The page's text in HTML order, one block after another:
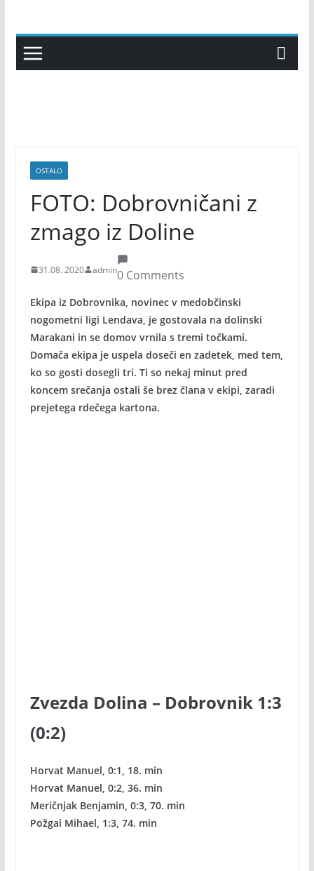
content
OSTALO
FOTO: Dobrovničani z
zmago iz Doline
31.08. 2020 admin0 Comments
Ekipa iz Dobrovnika, novinec v medobčinski
nogometni ligi Lendava, je gostovala na dolinski
Marakani in se domov vrnila s tremi točkami.
Domača ekipa je uspela doseči en zadetek, med tem,
ko so gosti dosegli tri. Ti so nekaj minut pred
koncem srečanja ostali še brez člana v ekipi, zaradi
prejetega rdečega kartona.
Zvezda Dolina – Dobrovnik 1:3
(0:2)
Horvat Manuel, 0:1, 18. min
Horvat Manuel, 0:2, 36. min
Meričnjak Benjamin, 0:3, 70. min
Požgai Mihael, 1:3, 74. min